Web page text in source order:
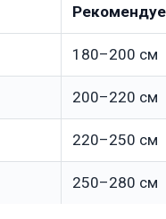
180–200 см
200–220 см
220–250 см
250–280 см